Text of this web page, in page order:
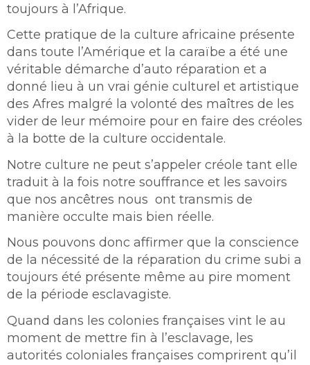
toujours à l’Afrique.
Cette pratique de la culture africaine présente
dans toute l’Amérique et la caraïbe a été une
véritable démarche d’auto réparation et a
donné lieu à un vrai génie culturel et artistique
des Afres malgré la volonté des maîtres de les
vider de leur mémoire pour en faire des créoles
à la botte de la culture occidentale.
Notre culture ne peut s’appeler créole tant elle
traduit à la fois notre souffrance et les savoirs
que nos ancêtres nous ont transmis de
manière occulte mais bien réelle.
Nous pouvons donc affirmer que la conscience
de la nécessité de la réparation du crime subi a
toujours été présente même au pire moment
de la période esclavagiste.
Quand dans les colonies françaises vint le au
moment de mettre fin à l’esclavage, les
autorités coloniales françaises comprirent qu’il